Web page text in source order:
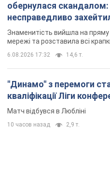
обернулася
несправедливо
Знаменитість вийшла на пряму
мережі та розставила всі
6.08.2026 17:32 14,6 т.
"Динамо" з перемоги
кваліфікації Ліги
Матч відбувся в Любліні
10 часов назад 2,9 т.